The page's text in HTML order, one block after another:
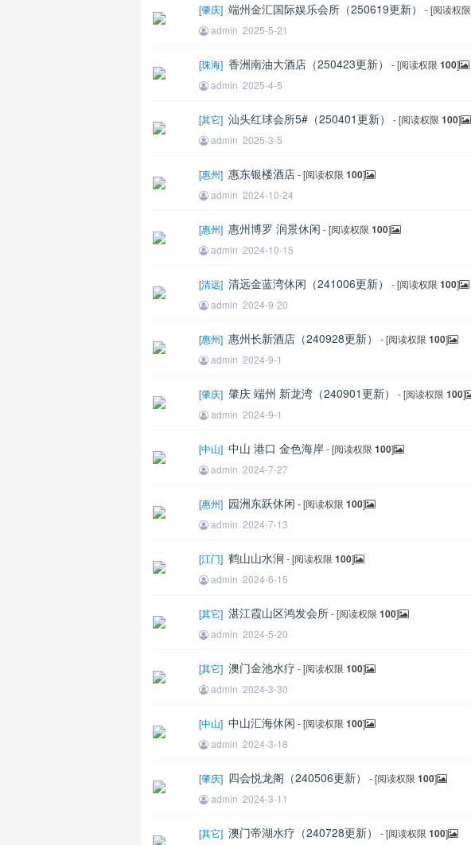
[肇庆] 端州金汇国际娱乐会所（250619更新） - [阅读权限
admin 2025-5-21
[珠海] 香洲南油大酒店（250423更新） - [阅读权限 100]
admin 2025-4-5
[其它] 汕头红球会所5#（250401更新） - [阅读权限 100]
admin 2025-3-5
[惠州] 惠东银楼酒店- [阅读权限 100]
admin 2024-10-24
[惠州] 惠州博罗 润景休闲 - [阅读权限 100]
admin 2024-10-15
[清远] 清远金蓝湾休闲（241006更新） - [阅读权限 100]
admin 2024-9-20
[惠州] 惠州长新酒店（240928更新） - [阅读权限 100]
admin 2024-9-1
[肇庆] 肇庆 端州 新龙湾（240901更新） - [阅读权限 100]
admin 2024-9-1
[中山] 中山 港口 金色海岸- [阅读权限 100]
admin 2024-7-27
[惠州] 园洲东跃休闲 - [阅读权限 100]
admin 2024-7-13
[江门] 鹤山山水涧 - [阅读权限 100]
admin 2024-6-15
[其它] 湛江霞山区鸿发会所- [阅读权限 100]
admin 2024-5-20
[其它] 澳门金池水疗 - [阅读权限 100]
admin 2024-3-30
[中山] 中山汇海休闲 - [阅读权限 100]
admin 2024-3-18
[肇庆] 四会悦龙阁（240506更新） - [阅读权限 100]
admin 2024-3-11
[其它] 澳门帝湖水疗（240728更新） - [阅读权限 100]